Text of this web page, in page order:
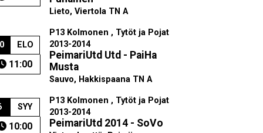
Lieto, Viertola TN A
ELO
11:00
P13 Kolmonen , Tytöt ja Pojat
2013-2014
PeimariUtd Utd - PaiHa
Musta
Sauvo, Hakkispaana TN A
SYY
10:00
P13 Kolmonen , Tytöt ja Pojat
2013-2014
PeimariUtd 2014 - SoVo